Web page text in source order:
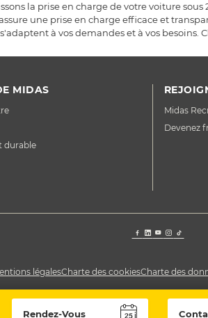
la prise en charge de votre voiture
une prise en charge efficace et
à vos demandes et à vos
MIDAS
durable
Midas
Devenez
légalesCharte des cookiesCharte des
Rendez-Vous